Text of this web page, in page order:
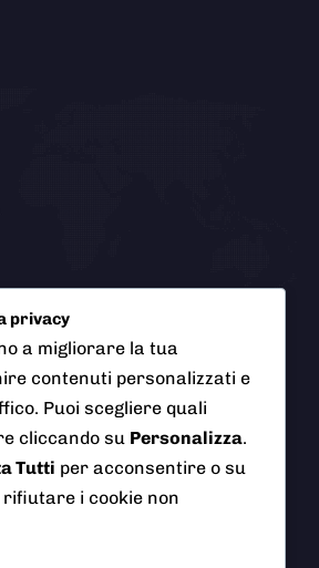
del Comune di Ciampino (Roma). Tutti
i diritti riservati
privacy
a migliorare la tua
contenuti personalizzati e
Puoi scegliere quali
cliccando su Personalizza.
Tutti per acconsentire o su
rifiutare i cookie non